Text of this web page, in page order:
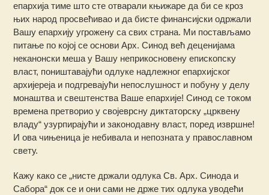
епархија тиме што сте отварали књижаре да би се кроз
њих народ просвећивао и да бисте финансијски одржали
Вашу епархију угрожену са свих страна. Ми постављамо
питање по којој се основи Арх. Синод већ деценијама
неканонски меша у Вашу неприкосновену епископску
власт, поништавајући одлуке надлежног епархијског
архијереја и подгревајући непослушност и побуну у делу
монаштва и свештенства Ваше епархије! Синод се током
времена претворио у својеврсну диктаторску „црквену
владу“ узурпирајући и законодавну власт, поред извршне!
И ова чињеница је небивала и непозната у православном
свету.
Кажу како се „нисте држали одлука Св. Арх. Синода и
Сабора“ док се и они сами не држе тих одлука уводећи